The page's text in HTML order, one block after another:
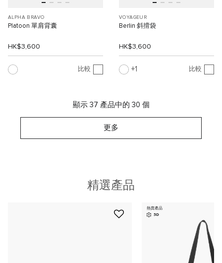
ALPHA BRAVO
Platoon 單肩背囊
HK$3,600
比較
VOYAGEUR
Berlin 斜揹袋
HK$3,600
1 比較
顯示 37 產品中的 30 個
更多
精選產品
熱賣產品
3D